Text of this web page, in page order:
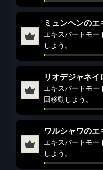
ミュンヘンのエ
エキスパートモー
しよう。
リオデジャネイ
エキスパートモー
回移動しよう。
ワルシャワのエ
エキスパートモー
しよう。